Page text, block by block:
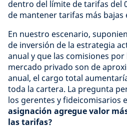
dentro del límite de tarifas del
de mantener tarifas más bajas
En nuestro escenario,
de inversión de la estrategia
anual y que las comisiones por
mercado privado son de
anual, el cargo total
toda la cartera. La pregunta
los gerentes y fideicomisarios
asignación agregue valor
las tarifas?